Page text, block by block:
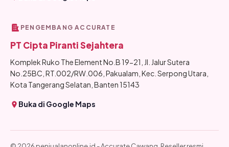
PENGEMBANG ACCURATE
PT Cipta Piranti Sejahtera
Komplek Ruko The Element No.B 19-21, Jl. Jalur Sutera
No.25BC, RT.002/RW.006, Pakualam, Kec. Serpong Utara,
Kota Tangerang Selatan, Banten 15143
Buka di Google Maps